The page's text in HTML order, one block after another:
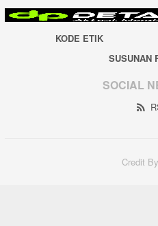
KODE ETIK
SUSUNAN
SOCIAL
Credit